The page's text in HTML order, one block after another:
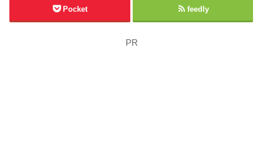
Pocket feedly
PR